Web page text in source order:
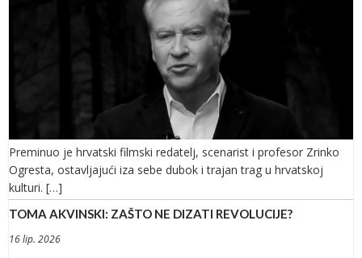
Preminuo je hrvatski filmski redatelj, scenarist i profesor Zrinko
Ogresta, ostavljajući iza sebe dubok i trajan trag u hrvatskoj
kulturi. […]
TOMA AKVINSKI: ZAŠTO NE DIZATI REVOLUCIJE?
16 lip. 2026